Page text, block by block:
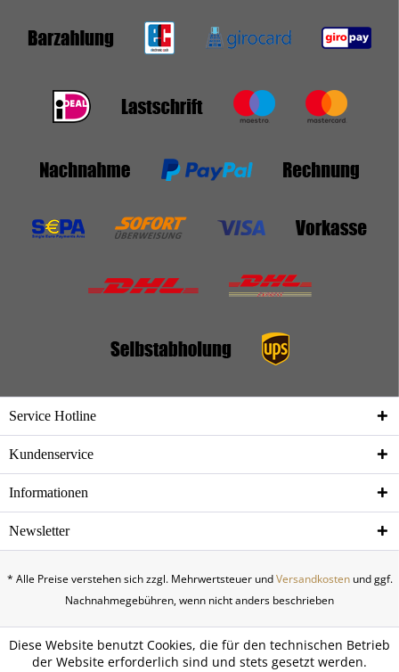
Service Hotline
Kundenservice
Informationen
Newsletter
* Alle Preise verstehen sich zzgl. Mehrwertsteuer undVersandkostenund ggf.
Nachnahmegebühren, wenn nicht anders beschrieben
Diese Website benutzt Cookies, die für den technischen Betrieb
der Website erforderlich sind und stets gesetzt werden.